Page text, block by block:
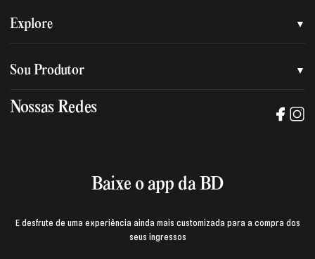
Quem somos
Política de privacidade
Explore
Assessoria de imprensa
Trabalhe na BD
Sou Produtor
Manual de mídia e da marca BD
Nossas Redes
Baixe o app da BD
E desfrute de uma experiência ainda mais customizada para a compra dos
seus ingressos